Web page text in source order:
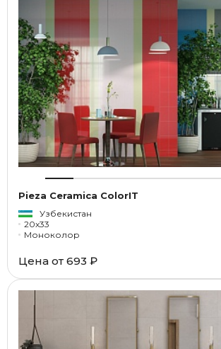
Pieza Ceramica ColorIT
Узбекистан
20x33
Моноколор
Цена от 693 ₽